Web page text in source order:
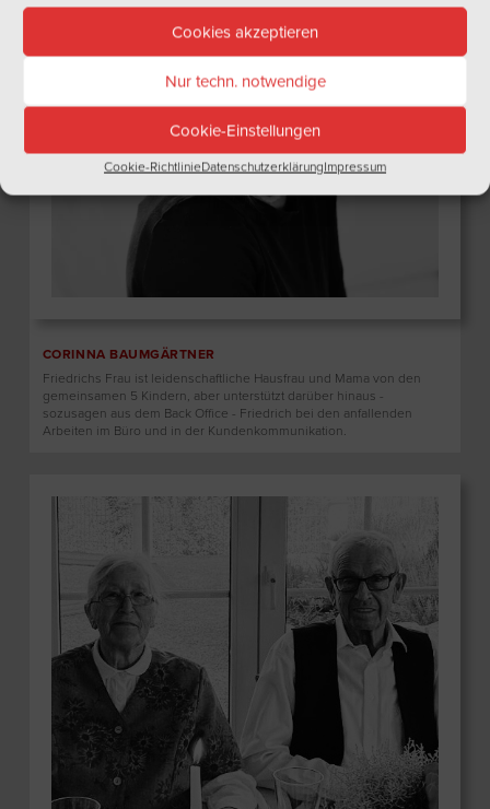
Cookies akzeptieren
Nur techn. notwendige
Cookie-Einstellungen
Cookie-RichtlinieDatenschutzerklärungImpressum
CORINNA BAUMGÄRTNER
Friedrichs Frau ist leidenschaftliche Hausfrau und Mama von den
gemeinsamen 5 Kindern, aber unterstützt darüber hinaus -
sozusagen aus dem Back Office - Friedrich bei den anfallenden
Arbeiten im Büro und in der Kundenkommunikation.